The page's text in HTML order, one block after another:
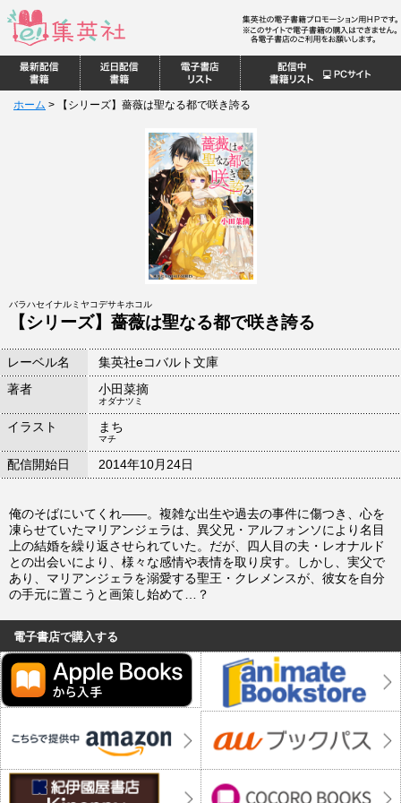
ホーム > 【シリーズ】薔薇は聖なる都で咲き誇る
バラハセイナルミヤコデサキホコル
【シリーズ】薔薇は聖なる都で咲き誇る
レーベル名
集英社eコバルト文庫
著者
小田菜摘
オダナツミ
イラスト まち
マチ
配信開始日 2014年10月24日
俺のそばにいてくれ――。複雑な出生や過去の事件に傷つき、心を
凍らせていたマリアンジェラは、異父兄・アルフォンソにより名目
上の結婚を繰り返させられていた。だが、四人目の夫・レオナルド
との出会いにより、様々な感情や表情を取り戻す。しかし、実父で
あり、マリアンジェラを溺愛する聖王・クレメンスが、彼女を自分
の手元に置こうと画策し始めて…？
電子書店で購入する